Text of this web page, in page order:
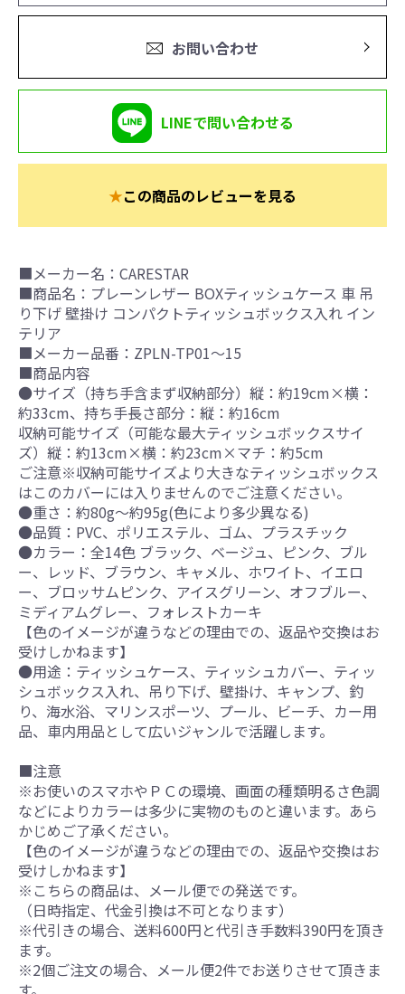
お問い合わせ
LINEで問い合わせる
★この商品のレビューを見る
■メーカー名：CARESTAR
■商品名：プレーンレザー BOXティッシュケース 車 吊
り下げ 壁掛け コンパクトティッシュボックス入れ イン
テリア
■メーカー品番：ZPLN-TP01～15
■商品内容
●サイズ（持ち手含まず収納部分）縦：約19cm×横：
約33cm、持ち手長さ部分：縦：約16cm
収納可能サイズ（可能な最大ティッシュボックスサイ
ズ）縦：約13cm×横：約23cm×マチ：約5cm
ご注意※収納可能サイズより大きなティッシュボックス
はこのカバーには入りませんのでご注意ください。
●重さ：約80g～約95g(色により多少異なる)
●品質：PVC、ポリエステル、ゴム、プラスチック
●カラー：全14色 ブラック、ベージュ、ピンク、ブル
ー、レッド、ブラウン、キャメル、ホワイト、イエロ
ー、ブロッサムピンク、アイスグリーン、オフブルー、
ミディアムグレー、フォレストカーキ
【色のイメージが違うなどの理由での、返品や交換はお
受けしかねます】
●用途：ティッシュケース、ティッシュカバー、ティッ
シュボックス入れ、吊り下げ、壁掛け、キャンプ、釣
り、海水浴、マリンスポーツ、プール、ビーチ、カー用
品、車内用品として広いジャンルで活躍します。
■注意
※お使いのスマホやＰＣの環境、画面の種類明るさ色調
などによりカラーは多少に実物のものと違います。あら
かじめご了承ください。
【色のイメージが違うなどの理由での、返品や交換はお
受けしかねます】
※こちらの商品は、メール便での発送です。
（日時指定、代金引換は不可となります）
※代引きの場合、送料600円と代引き手数料390円を頂き
ます。
※2個ご注文の場合、メール便2件でお送りさせて頂きま
す。